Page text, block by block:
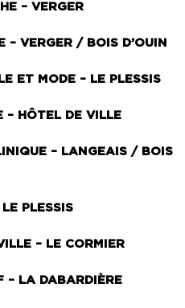
– VERGER
– VERGER / BOIS D’OUIN
ET MODE – LE PLESSIS
– HÔTEL DE VILLE
– LANGEAIS / BOIS
PLESSIS
– LE CORMIER
– LA DABARDIÈRE